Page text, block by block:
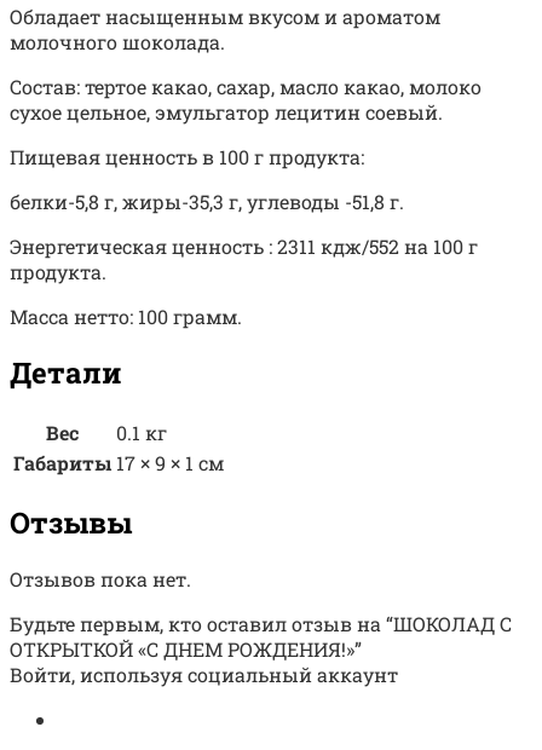
Обладает насыщенным вкусом и ароматом
молочного шоколада.
Состав: тертое какао, сахар, масло какао, молоко
сухое цельное, эмульгатор лецитин соевый.
Пищевая ценность в 100 г продукта:
белки-5,8 г, жиры-35,3 г, углеводы -51,8 г.
Энергетическая ценность : 2311 кдж/552 на 100 г
продукта.
Масса нетто: 100 грамм.
Детали
Вес
0.1 кг
Габариты 17 × 9 × 1 см
Отзывы
Отзывов пока нет.
Будьте первым, кто оставил отзыв на “ШОКОЛАД С
ОТКРЫТКОЙ «С ДНЕМ РОЖДЕНИЯ!»”
Войти, используя социальный аккаунт